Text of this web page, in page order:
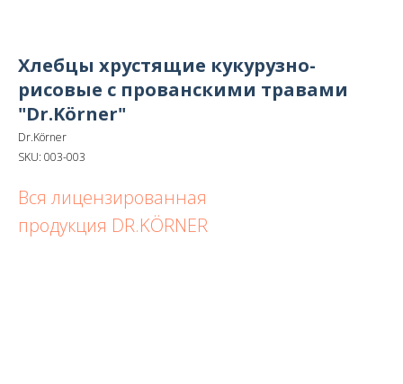
Хлебцы хрустящие кукурузно-
рисовые с прованскими травами
"Dr.Körner"
Dr.Körner
SKU: 003-003
Вся лицензированная
продукция DR.KÖRNER